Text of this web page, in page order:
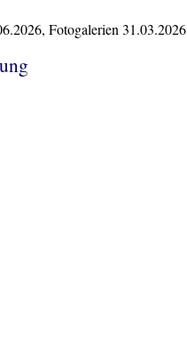
Fotogalerien 31.03.2026